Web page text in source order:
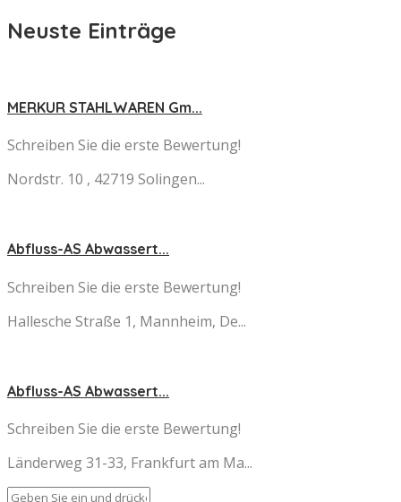
Neuste Einträge
MERKUR STAHLWAREN Gm...
Schreiben Sie die erste Bewertung!
Nordstr. 10 , 42719 Solingen...
Abfluss-AS Abwassert...
Schreiben Sie die erste Bewertung!
Hallesche Straße 1, Mannheim, De...
Abfluss-AS Abwassert...
Schreiben Sie die erste Bewertung!
Länderweg 31-33, Frankfurt am Ma...